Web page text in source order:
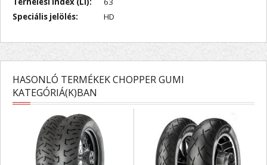
Speciális jelölés:
HD
HASONLÓ TERMÉKEK CHOPPER GUMI
KATEGÓRIÁ(K)BAN